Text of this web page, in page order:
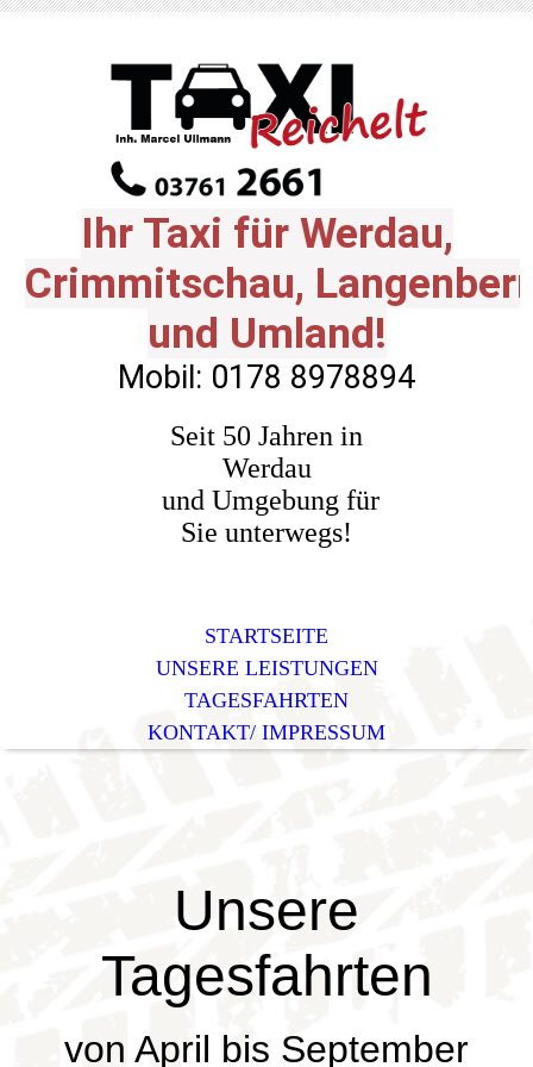
Ihr Taxi für Werdau,
Crimmitschau,
und Umland!
Mobil: 0178 8978894
Seit 50 Jahren in
Werdau
und Umgebung für
Sie unterwegs!
STARTSEITE
UNSERE LEISTUNGEN
TAGESFAHRTEN
KONTAKT/ IMPRESSUM
Unsere
Tagesfahrten
von April bis September